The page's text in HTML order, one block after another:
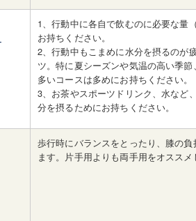
1、行動中に各自で飲むのに必要な量
お持ちください。
2、行動中もこまめに水分を摂るのが
ツ。特に夏シーズンや気温の高い季
多いコースは多めにお持ちください。
3、お茶やスポーツドリンク、水など
分を摂るためにお持ちください。
歩行時にバランスをとったり、膝の
ます。片手用よりも両手用をオスス